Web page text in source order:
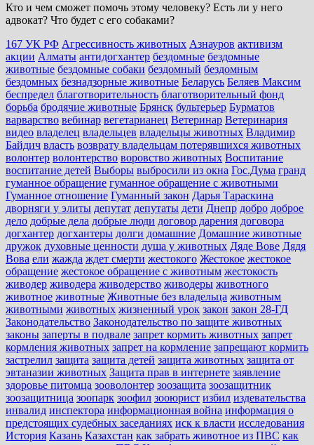
Кто и чем сможет помочь этому человеку? Есть ли у него
адвокат? Что будет с его собаками?
167 УК РФ Агрессивность животных Азнауров активизм
акции Алматы антидогхантер бездомные бездомные
животные бездомные собаки бездомный бездомным
бездомных безнадзорные животные Беларусь Беляев Максим
беспредел благотворительность благотворительный фонд
борьба бродячие животные Брянск бультерьер Бурматов
варварство вебинар вегетарианец Ветеринар Ветеринария
видео владелец владельцев владельцы животных Владимир
Байдич власть возврату владельцам потерявшихся животных
волонтер волонтерство воровство животных Воспитание
воспитание детей Выборы выбросили из окна Гос.Дума гранд
гуманное обращение гуманное обращение с животными
Гуманное отношение Гуманный закон Дарья Тараскина
дворняги у элиты депутат депутаты дети Днепр добро доброе
дело добрые дела добрые люди договор дарения договора
догхантер догхантеры долги домашние Домашние животные
дружок духовные ценности душа у животных Дяде Вове Дядя
Вова ели жажда ждет смерти жестокого Жестокое жестокое
обращение жестокое обращение с животным жестокость
живодер живодера живодерство живодеры животного
животное животные Животные без владельца животным
животными животных жизненный урок закон закон 28-ГД
Законодательство Законодательство по защите животных
законы заперты в подвале запрет кормить животных запрет
кормления животных запрет на кормление запрещают кормить
застрелил защита защита детей защита животных защита от
эвтаназии животных Защита прав в интернете заявление
здоровье питомца зооволонтер зоозащита зоозащитник
зоозащитница зоопарк зоофил зооюрист избил издевательства
инвалид инспектора информационная война информация о
предстоящих судебных заседаниях иск к власти исследования
История Казань Казахстан как забрать животное из ПВС как